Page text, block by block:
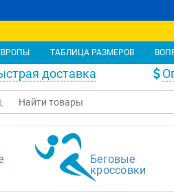
ТАБЛИЦА РАЗМЕРОВ
доставка
Беговые
кроссовки